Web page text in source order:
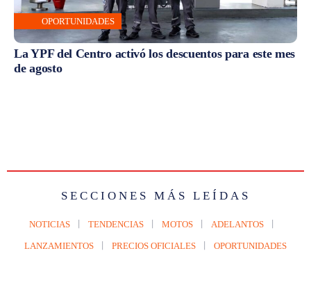
OPORTUNIDADES
La YPF del Centro activó los descuentos para este mes
de agosto
SECCIONES MÁS LEÍDAS
NOTICIAS TENDENCIAS MOTOS ADELANTOS
LANZAMIENTOS PRECIOS OFICIALES OPORTUNIDADES